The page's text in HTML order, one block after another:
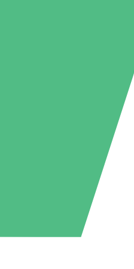
per användning med
5
US$